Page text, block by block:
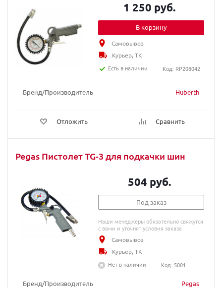
Бренд/Производитель Huberth
Отложить Сравнить
1 250 руб.
В корзину
Самовывоз
Курьер, ТК
Есть в наличии
Код: RP208042
Pegas Пистолет TG-3 для подкачки шин
Бренд/Производитель Pegas
504 руб.
Под заказ
Наши менеджеры обязательно свяжутся
с вами и уточнят условия заказа
Самовывоз
Курьер, ТК
Нет в наличии
Код: 5001